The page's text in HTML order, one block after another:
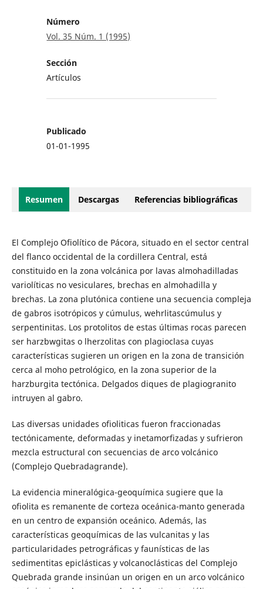
Número
Vol. 35 Núm. 1 (1995)
Sección
Artículos
Publicado
01-01-1995
Resumen Descargas Referencias bibliográficas
El Complejo Ofiolítico de Pácora, situado en el sector central
del flanco occidental de la cordillera Central, está
constituido en la zona volcánica por lavas almohadilladas
variolíticas no vesiculares, brechas en almohadilla y
brechas. La zona plutónica contiene una secuencia compleja
de gabros isotrópicos y cúmulus, wehrlitascúmulus y
serpentinitas. Los protolitos de estas últimas rocas parecen
ser harzbwgitas o lherzolitas con plagioclasa cuyas
características sugieren un origen en la zona de transición
cerca al moho petrológico, en la zona superior de la
harzburgita tectónica. Delgados diques de plagiogranito
intruyen al gabro.
Las diversas unidades ofioliticas fueron fraccionadas
tectónicamente, deformadas y inetamorfizadas y sufrieron
mezcla estructural con secuencias de arco volcánico
(Complejo Quebradagrande).
La evidencia mineralógica-geoquímica sugiere que la
ofiolita es remanente de corteza oceánica-manto generada
en un centro de expansión oceánico. Además, las
características geoquímicas de las vulcanitas y las
particularidades petrográficas y faunísticas de las
sedimentitas epiclásticas y volcanoclásticas del Complejo
Quebrada grande insinúan un origen en un arco volcánico